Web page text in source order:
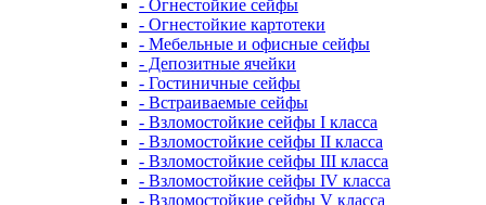
- Огнестойкие сейфы
- Огнестойкие картотеки
- Мебельные и офисные сейфы
- Депозитные ячейки
- Гостиничные сейфы
- Встраиваемые сейфы
- Взломостойкие сейфы I класса
- Взломостойкие сейфы II класса
- Взломостойкие сейфы III класса
- Взломостойкие сейфы IV класса
- Взломостойкие сейфы V класса